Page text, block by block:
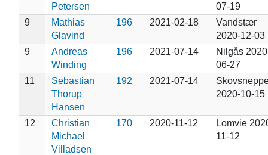
Petersen
07-19
9
Mathias
Glavind
196 2021-02-18
Vandstær
2020-12-03
9
Andreas
Winding
196 2021-07-14
Nilgås
06-27
11
Sebastian
Thorup
Hansen
192 2021-07-14
2020-10-15
12
Christian
Michael
Villadsen
170 2020-11-12
Lomvie
11-12